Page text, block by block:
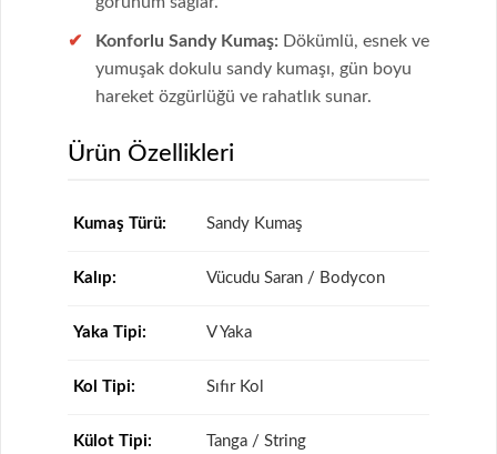
Konforlu Sandy Kumaş: Dökümlü, esnek ve
yumuşak dokulu sandy kumaşı, gün boyu
hareket özgürlüğü ve rahatlık sunar.
Ürün Özellikleri
Kumaş Türü: Sandy Kumaş
Kalıp: Vücudu Saran / Bodycon
Yaka Tipi: V Yaka
Kol Tipi: Sıfır Kol
Külot Tipi: Tanga / String